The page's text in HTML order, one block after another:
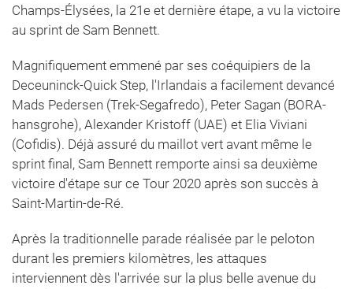
Champs-Élysées, la 21e et dernière étape, a vu la victoire
au sprint de Sam Bennett.
Magnifiquement emmené par ses coéquipiers de la
Deceuninck-Quick Step, l'Irlandais a facilement devancé
Mads Pedersen (Trek-Segafredo), Peter Sagan (BORA-
hansgrohe), Alexander Kristoff (UAE) et Elia Viviani
(Cofidis). Déjà assuré du maillot vert avant même le
sprint final, Sam Bennett remporte ainsi sa deuxième
victoire d'étape sur ce Tour 2020 après son succès à
Saint-Martin-de-Ré.
Après la traditionnelle parade réalisée par le peloton
durant les premiers kilomètres, les attaques
interviennent dès l'arrivée sur la plus belle avenue du